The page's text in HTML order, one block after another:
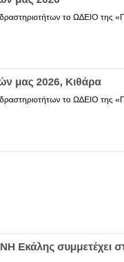
το ΩΔΕΙΟ της
μας 2026, Κιθάρα
το ΩΔΕΙΟ της
Εκάλης συμμετέχει